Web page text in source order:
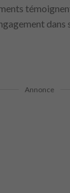
dans
Annonce